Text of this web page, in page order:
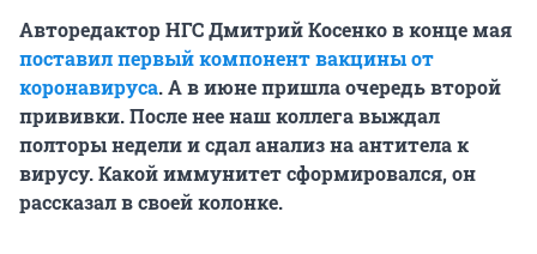
Авторедактор НГС Дмитрий Косенко в конце мая
поставил первый компонент вакцины от
коронавируса. А в июне пришла очередь второй
прививки. После нее наш коллега выждал
полторы недели и сдал анализ на антитела к
вирусу. Какой иммунитет сформировался, он
рассказал в своей колонке.